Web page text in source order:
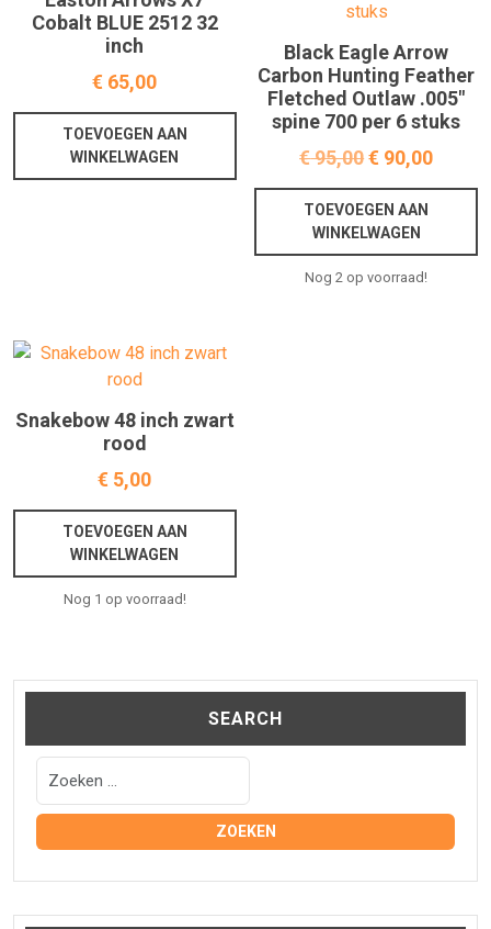
Cobalt BLUE 2512 32
inch
€ 65,00
TOEVOEGEN AAN
WINKELWAGEN
Black Eagle Arrow
Carbon Hunting Feather
Fletched Outlaw .005″
spine 700 per 6 stuks
€95,00€ 90,00
TOEVOEGEN AAN
WINKELWAGEN
Nog 2 op voorraad!
Snakebow 48 inch zwart
rood
€ 5,00
TOEVOEGEN AAN
WINKELWAGEN
Nog 1 op voorraad!
SEARCH